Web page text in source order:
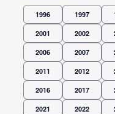
1996 1997
2001 2002
2006 2007
2011 2012
2016 2017
2021 2022